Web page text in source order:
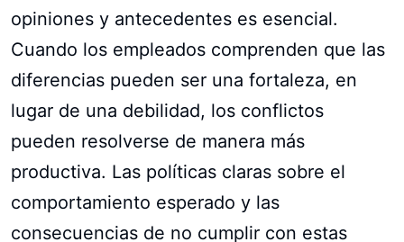
opiniones y antecedentes es esencial.
Cuando los empleados comprenden que las
diferencias pueden ser una fortaleza, en
lugar de una debilidad, los conflictos
pueden resolverse de manera más
productiva. Las políticas claras sobre el
comportamiento esperado y las
consecuencias de no cumplir con estas